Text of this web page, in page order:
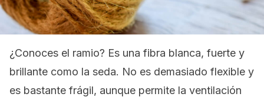
¿Conoces el ramio? Es una fibra blanca, fuerte y
brillante como la seda. No es demasiado flexible y
es bastante frágil, aunque permite la ventilación